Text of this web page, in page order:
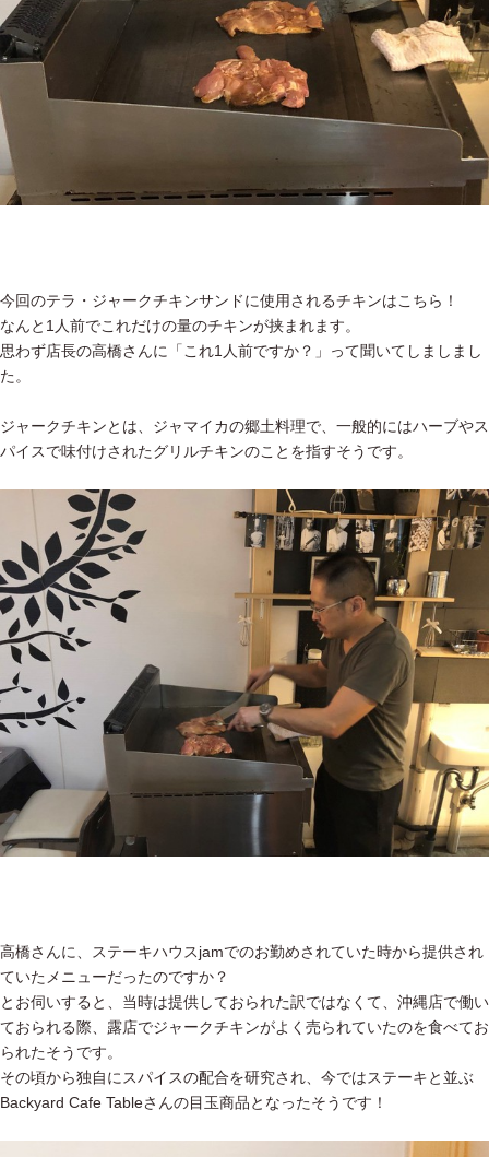
今回のテラ・ジャークチキンサンドに使用されるチキンはこちら！
なんと1人前でこれだけの量のチキンが挟まれます。
思わず店長の高橋さんに「これ1人前ですか？」って聞いてしましまし
た。
ジャークチキンとは、ジャマイカの郷土料理で、一般的にはハーブやス
パイスで味付けされたグリルチキンのことを指すそうです。
高橋さんに、ステーキハウスjamでのお勤めされていた時から提供され
ていたメニューだったのですか？
とお伺いすると、当時は提供しておられた訳ではなくて、沖縄店で働い
ておられる際、露店でジャークチキンがよく売られていたのを食べてお
られたそうです。
その頃から独自にスパイスの配合を研究され、今ではステーキと並ぶ
Backyard Cafe Tableさんの目玉商品となったそうです！